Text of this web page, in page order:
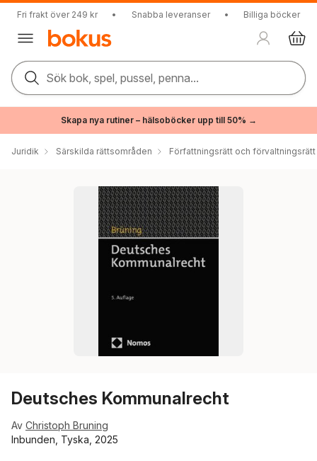
Fri frakt över 249 kr • Snabba leveranser • Billiga böcker
Sök bok, spel, pussel, penna...
Skapa nya rutiner – hälsoböcker upp till 50% →
Juridik Särskilda rättsområden Författningsrätt och förvaltningsrätt
Deutsches Kommunalrecht
Av Christoph Bruning
Inbunden, Tyska, 2025